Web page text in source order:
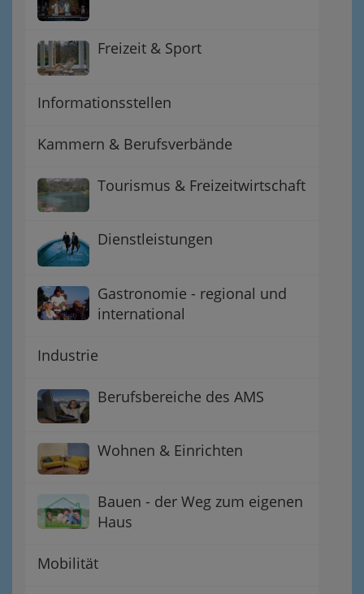
Freizeit & Sport
Informationsstellen
Kammern & Berufsverbände
Tourismus & Freizeitwirtschaft
Dienstleistungen
Gastronomie - regional und
international
Industrie
Berufsbereiche des AMS
Wohnen & Einrichten
Bauen - der Weg zum eigenen
Haus
Mobilität